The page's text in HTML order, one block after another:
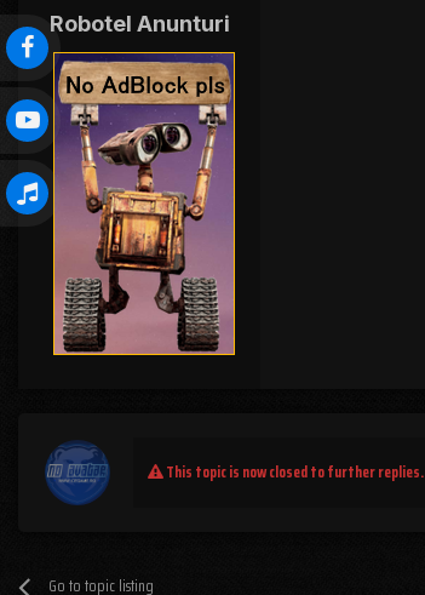
Robotel Anunturi
This topic is now closed to further replies.
Go to topic listing